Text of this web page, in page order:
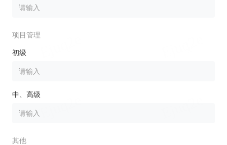
项目管理
初级
中、高级
其他